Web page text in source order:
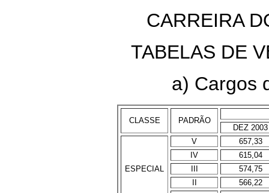
CARREIRA
TABELAS DE
a) Cargos
CLASSE
PADRÃO
DEZ 2003
ESPECIAL
V
657,33
IV
615,04
III
574,75
II
566,22